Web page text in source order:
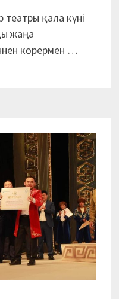
қала күні
жаңа
көрермен …